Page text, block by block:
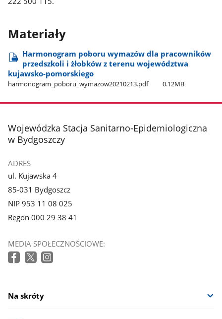
Materiały
Harmonogram poboru wymazów dla pracowników
przedszkoli i żłobków z terenu województwa
kujawsko-pomorskiego
harmonogram​_poboru​_wymazow20210213.pdf 0.12MB
stopka
Wojewódzka Stacja Sanitarno-Epidemiologiczna
w Bydgoszczy
ADRES
ul. Kujawska 4
85-031 Bydgoszcz
NIP 953 11 08 025
Regon 000 29 38 41
MEDIA SPOŁECZNOŚCIOWE:
Na skróty